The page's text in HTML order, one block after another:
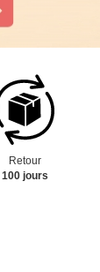
Retour
100 jours